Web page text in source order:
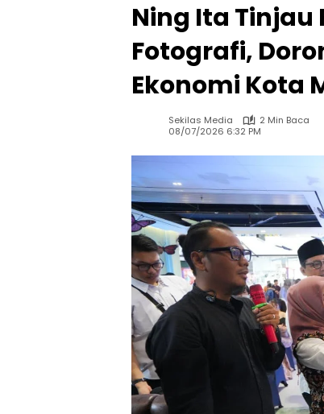
Ning Ita Tinjau
Fotografi,
Ekonomi Kota
Sekilas Media
2 Min Baca
08/07/2026 6:32 PM